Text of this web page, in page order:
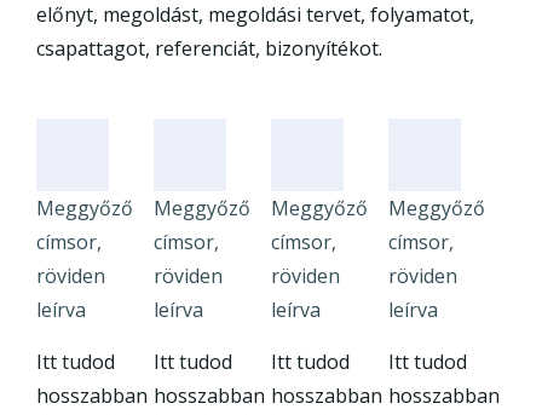
előnyt, megoldást, megoldási tervet, folyamatot,
csapattagot, referenciát, bizonyítékot.
Meggyőző
címsor,
röviden
leírva
Itt tudod
hosszabban
Meggyőző
címsor,
röviden
leírva
Itt tudod
hosszabban
Meggyőző
címsor,
röviden
leírva
Itt tudod
hosszabban
Meggyőző
címsor,
röviden
leírva
Itt tudod
hosszabban